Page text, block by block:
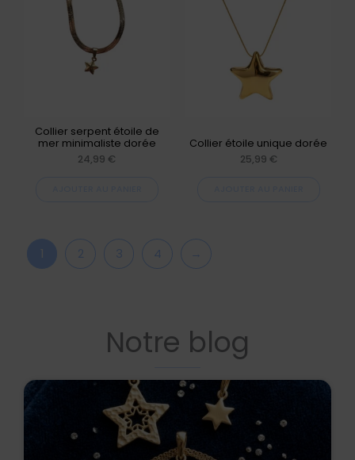
Collier serpent étoile de
mer minimaliste dorée
24,99 €
Collier étoile unique dorée
25,99 €
1 2 3 4 →
Notre blog